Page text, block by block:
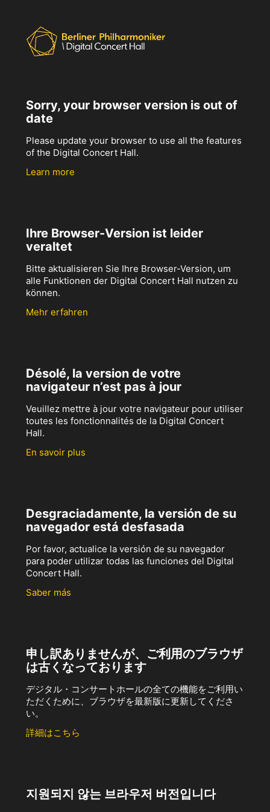
Sorry, your browser version is out of
date
Please update your browser to use all the features
of the Digital Concert Hall.
Learn more
Ihre Browser-Version ist leider
veraltet
Bitte aktualisieren Sie Ihre Browser-Version, um
alle Funktionen der Digital Concert Hall nutzen zu
können.
Mehr erfahren
Désolé, la version de votre
navigateur n’est pas à jour
Veuillez mettre à jour votre navigateur pour utiliser
toutes les fonctionnalités de la Digital Concert
Hall.
En savoir plus
Desgraciadamente, la versión de su
navegador está desfasada
Por favor, actualice la versión de su navegador
para poder utilizar todas las funciones del Digital
Concert Hall.
Saber más
申し訳ありませんが、ご利用のブラウザ
は古くなっております
デジタル・コンサートホールの全ての機能をご利用い
ただくために、ブラウザを最新版に更新してくださ
い。
詳細はこちら
지원되지 않는 브라우저 버전입니다